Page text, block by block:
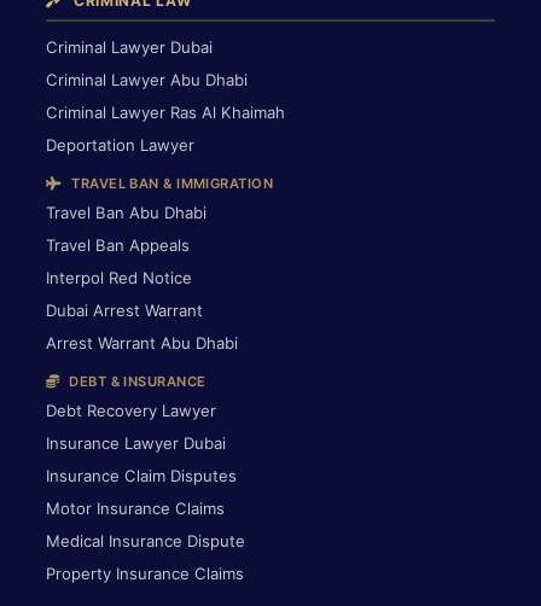
Criminal Lawyer Dubai
Criminal Lawyer Abu Dhabi
Criminal Lawyer Ras Al Khaimah
Deportation Lawyer
TRAVEL BAN & IMMIGRATION
Travel Ban Abu Dhabi
Travel Ban Appeals
Interpol Red Notice
Dubai Arrest Warrant
Arrest Warrant Abu Dhabi
DEBT & INSURANCE
Debt Recovery Lawyer
Insurance Lawyer Dubai
Insurance Claim Disputes
Motor Insurance Claims
Medical Insurance Dispute
Property Insurance Claims